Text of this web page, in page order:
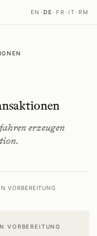
EN · DE · FR · IT · RM
erzeugen
VORBEREITUNG
VORBEREITUNG